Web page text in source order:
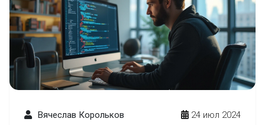
Вячеслав Корольков 24 июл 2024